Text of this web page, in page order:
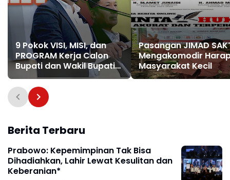
9 Pokok VISI, MISI, dan
PROGRAM Kerja Calon
Bupati dan Wakil Bupati
Aceh Timur DR. FIRMAN
DANDY, SE, M.Si dengan
Tgk. MUCHTAR, S.Sos.I
Pasangan JIMAD
Mengakomodir
Masyarakat Kecil
Berita Terbaru
Prabowo: Kepemimpinan Tak Bisa
Dihadiahkan, Lahir Lewat Kesulitan dan
Keberanian*